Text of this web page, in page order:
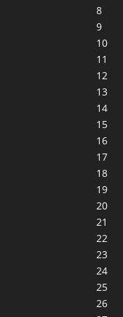
8
9
10
11
12
13
14
15
16
17
18
19
20
21
22
23
24
25
26